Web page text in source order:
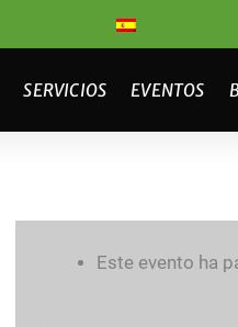
SERVICIOS EVENTOS
Este evento ha